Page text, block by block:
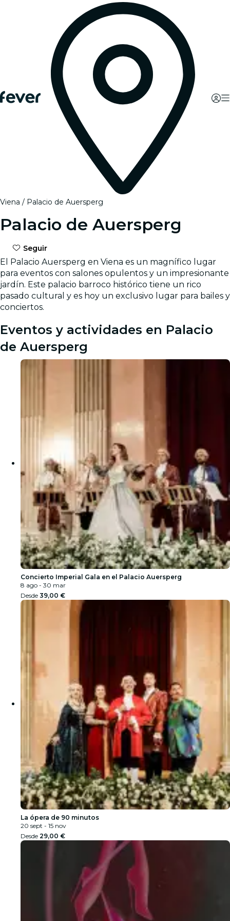
Viena Palacio de Auersperg
Palacio de Auersperg
Seguir
El Palacio Auersperg en Viena es un magnífico lugar
para eventos con salones opulentos y un impresionante
jardín. Este palacio barroco histórico tiene un rico
pasado cultural y es hoy un exclusivo lugar para bailes y
conciertos.
Eventos y actividades en Palacio
de Auersperg
Concierto Imperial Gala en el Palacio Auersperg
8 ago - 30 mar
Desde 39,00 €
La ópera de 90 minutos
20 sept - 15 nov
Desde 29,00 €